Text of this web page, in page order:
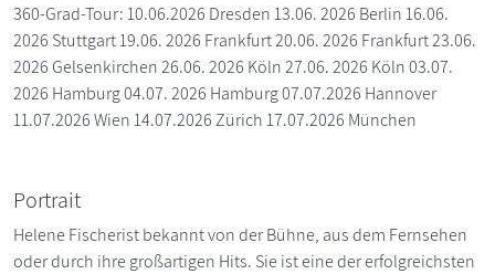
360-Grad-Tour: 10.06.2026 Dresden 13.06. 2026 Berlin 16.06.
2026 Stuttgart 19.06. 2026 Frankfurt 20.06. 2026 Frankfurt 23.06.
2026 Gelsenkirchen 26.06. 2026 Köln 27.06. 2026 Köln 03.07.
2026 Hamburg 04.07. 2026 Hamburg 07.07.2026 Hannover
11.07.2026 Wien 14.07.2026 Zürich 17.07.2026 München
Portrait
Helene Fischerist bekannt von der Bühne, aus dem Fernsehen
oder durch ihre großartigen Hits. Sie ist eine der erfolgreichsten